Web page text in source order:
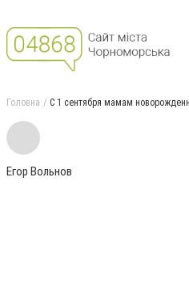
Головна С 1 сентября мамам
Егор Вольнов